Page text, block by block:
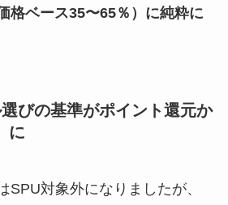
格ベース35〜65％）に純粋に
びの基準がポイント還元か
に
SPU対象外になりましたが、